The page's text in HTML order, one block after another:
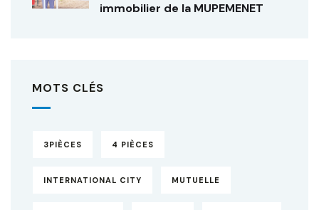
immobilier de la MUPEMENET
MOTS CLÉS
3PIÈCES 4 PIÈCES
INTERNATIONAL CITY MUTUELLE